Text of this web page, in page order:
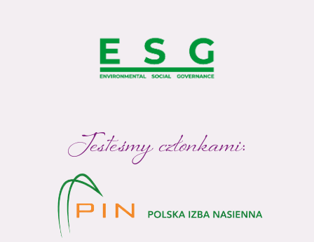
Jesteśmy członkami: